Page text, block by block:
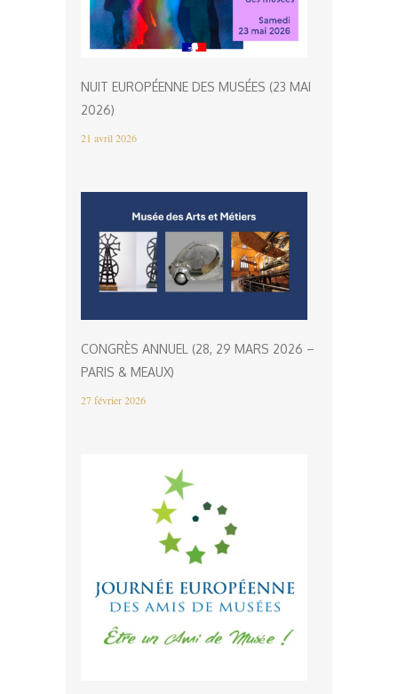
NUIT EUROPÉENNE DES MUSÉES (23 MAI
2026)
21 avril 2026
CONGRÈS ANNUEL (28, 29 MARS 2026 –
PARIS & MEAUX)
27 février 2026